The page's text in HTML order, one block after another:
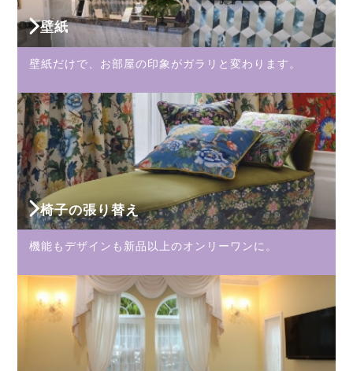
壁紙
壁紙だけで、お部屋の印象がガラリと変わります。
椅子の張り替え
機能もデザインも新品以上のオンリーワンに。